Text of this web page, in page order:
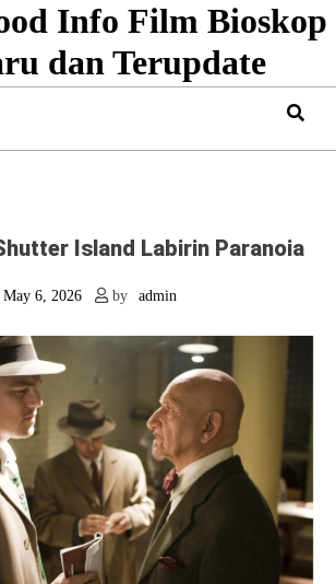
Info Film Bioskop
dan Terupdate
Island Labirin Paranoia
May 6, 2026 by admin